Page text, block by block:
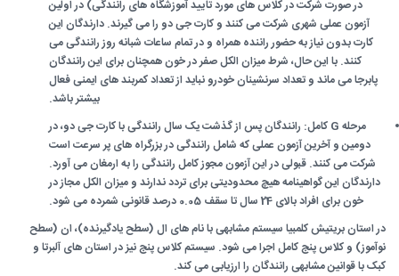
در صورت شرکت در کلاس های مورد تایید آموزشگاه های رانندگی) در اولین
آزمون عملی شهری شرکت می کنند و کارت جی دو را می گیرند. دارندگان این
کارت بدون نیاز به حضور راننده همراه و در تمام ساعات شبانه روز رانندگی می
کنند. با این حال، شرط میزان الکل صفر در خون همچنان برای این رانندگان
پابرجا می ماند و تعداد سرنشینان خودرو نباید از تعداد کمربند های ایمنی فعال
بیشتر باشد.
مرحله G کامل: رانندگان پس از گذشت یک سال رانندگی با کارت جی دو، در
دومین و آخرین آزمون عملی که شامل رانندگی در بزرگراه های پر سرعت است
شرکت می کنند. قبولی در این آزمون مجوز کامل رانندگی را به ارمغان می آورد.
دارندگان این گواهینامه هیچ محدودیتی برای تردد ندارند و میزان الکل مجاز در
خون برای افراد بالای 24 سال تا سقف 0.05 درصد قانونی شمرده می شود.
در استان بریتیش کلمبیا سیستم مشابهی با نام های ال (سطح یادگیرنده)، ان (سطح
نوآموز) و کلاس پنج کامل اجرا می شود. سیستم کلاس پنج نیز در استان های آلبرتا و
کبک با قوانین مشابهی رانندگان را ارزیابی می کند.